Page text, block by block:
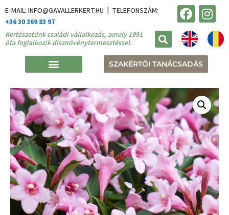
E-MAIL: INFO@GAVALLERKERT.HU | TELEFONSZÁM:
+36 30 369 83 97
Kertészetünk családi vállalkozás, amely 1991
óta foglalkozik dísznövénytermesztéssel.
SZAKÉRTŐI TANÁCSADÁS